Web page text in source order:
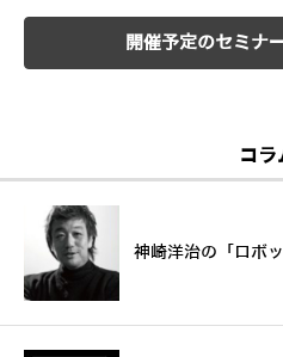
開催予定のセミナ
コラ
神崎洋治の「ロボッ